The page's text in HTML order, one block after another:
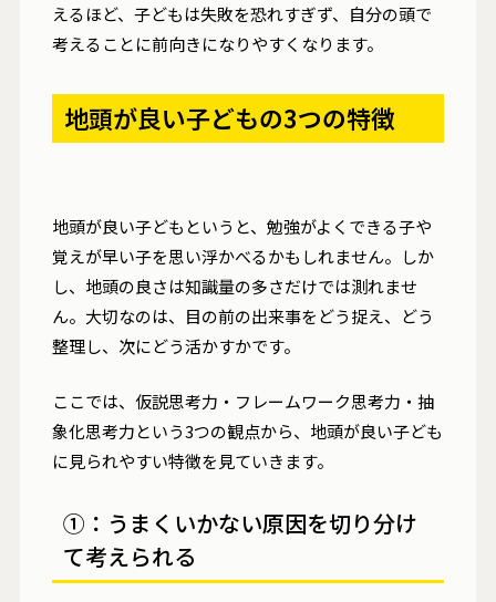
えるほど、子どもは失敗を恐れすぎず、自分の頭で
考えることに前向きになりやすくなります。
地頭が良い子どもの3つの特徴
地頭が良い子どもというと、勉強がよくできる子や
覚えが早い子を思い浮かべるかもしれません。しか
し、地頭の良さは知識量の多さだけでは測れませ
ん。大切なのは、目の前の出来事をどう捉え、どう
整理し、次にどう活かすかです。
ここでは、仮説思考力・フレームワーク思考力・抽
象化思考力という3つの観点から、地頭が良い子ども
に見られやすい特徴を見ていきます。
①：うまくいかない原因を切り分け
て考えられる